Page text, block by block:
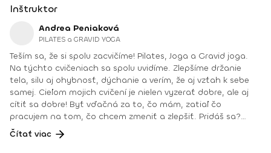
Inštruktor
Andrea Peniaková
PILATES a GRAVID YOGA
Teším sa, že si spolu zacvičíme! Pilates, Joga a Gravid joga.
Na týchto cvičeniach sa spolu uvidíme. Zlepšíme držanie
tela, silu aj ohybnosť, dýchanie a verím, že aj vzťah k sebe
samej. Cieľom mojich cvičení je nielen vyzerať dobre, ale aj
cítiť sa dobre! Byť vďačná za to, čo mám, zatiaľ čo
pracujem na tom, čo chcem zmeniť a zlepšiť. Pridáš sa?
Teším sa na teba na online lekciách vo Fitshakeri, aj vo
Fitshaker podcaste! Taktiež osobne na mojich hodinách v
Čítať viac